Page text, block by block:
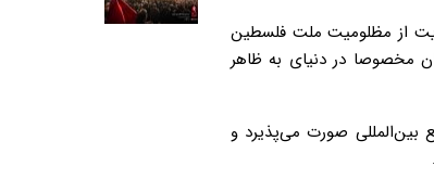
از مظلومیت ملت فلسطین
مخصوصا در دنیای به ظاهر
بین‌المللی صورت می‌پذیرد و